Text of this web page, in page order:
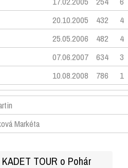
20.10.2005 432
4
25.05.2006 482
4
07.06.2007 634
3
10.08.2008 786 1
Markéta
TOUR o Pohár